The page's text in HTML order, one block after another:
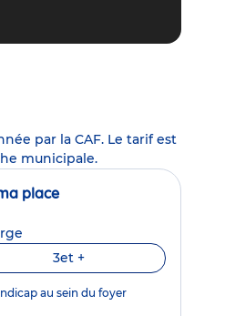
par la CAF. Le tarif est
municipale.
place
3et +
au sein du foyer